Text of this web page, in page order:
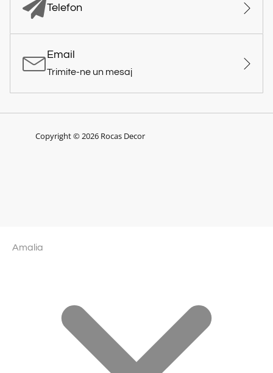
Telefon
Email
Trimite-ne un mesaj
Copyright © 2026 Rocas Decor
Amalia